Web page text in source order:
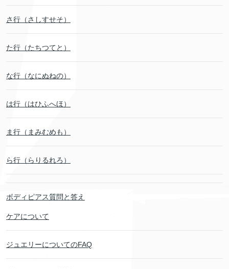
さ行（さしすせそ）
た行（たちつてと）
な行（なにぬねの）
は行（はひふへほ）
ま行（まみむめも）
ら行（らりるれろ）
ボディピアス質問と答え
ケアについて
ジュエリーについてのFAQ